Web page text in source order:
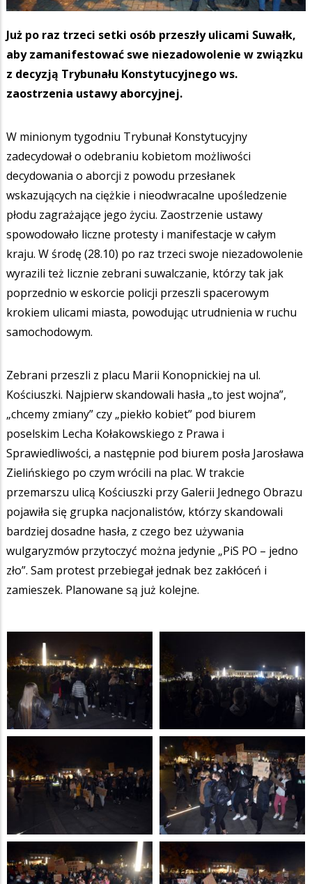
Już po raz trzeci setki osób przeszły ulicami Suwałk,
aby zamanifestować swe niezadowolenie w związku
z decyzją Trybunału Konstytucyjnego ws.
zaostrzenia ustawy aborcyjnej.
W minionym tygodniu Trybunał Konstytucyjny
zadecydował o odebraniu kobietom możliwości
decydowania o aborcji z powodu przesłanek
wskazujących na ciężkie i nieodwracalne upośledzenie
płodu zagrażające jego życiu. Zaostrzenie ustawy
spowodowało liczne protesty i manifestacje w całym
kraju. W środę (28.10) po raz trzeci swoje niezadowolenie
wyrazili też licznie zebrani suwalczanie, którzy tak jak
poprzednio w eskorcie policji przeszli spacerowym
krokiem ulicami miasta, powodując utrudnienia w ruchu
samochodowym.
Zebrani przeszli z placu Marii Konopnickiej na ul.
Kościuszki. Najpierw skandowali hasła „to jest wojna”,
„chcemy zmiany” czy „piekło kobiet” pod biurem
poselskim Lecha Kołakowskiego z Prawa i
Sprawiedliwości, a następnie pod biurem posła Jarosława
Zielińskiego po czym wrócili na plac. W trakcie
przemarszu ulicą Kościuszki przy Galerii Jednego Obrazu
pojawiła się grupka nacjonalistów, którzy skandowali
bardziej dosadne hasła, z czego bez używania
wulgaryzmów przytoczyć można jedynie „PiS PO – jedno
zło”. Sam protest przebiegał jednak bez zakłóceń i
zamieszek. Planowane są już kolejne.